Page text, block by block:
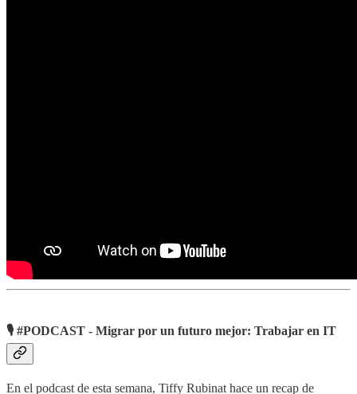
🎙️ #PODCAST - Migrar por un futuro mejor: Trabajar en IT
En el podcast de esta semana, Tiffy Rubinat hace un recap de